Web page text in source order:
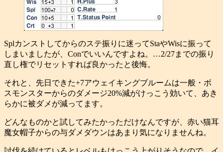
Splカンストしてからのステ振りに迷ってStaやWisに振って
しまいましたが、Conでいいんですよね。…2/27までの振り
直し権でリセットすれば良かったと後悔。
それと、先日できた+7アウェイキングブルームは一般・ボ
スモンスターからのダメージ20%減がけっこう効いて、あき
らかに被ダメが減ってます。
どんなものかと試してみたかっただけなんですが、赤い猫耳
魔女帽子からの与ダメダウンはあまり気になりませんね。